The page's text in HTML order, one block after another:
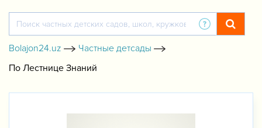
Bolajon24.uz
Частные детсады
По Лестнице Знаний